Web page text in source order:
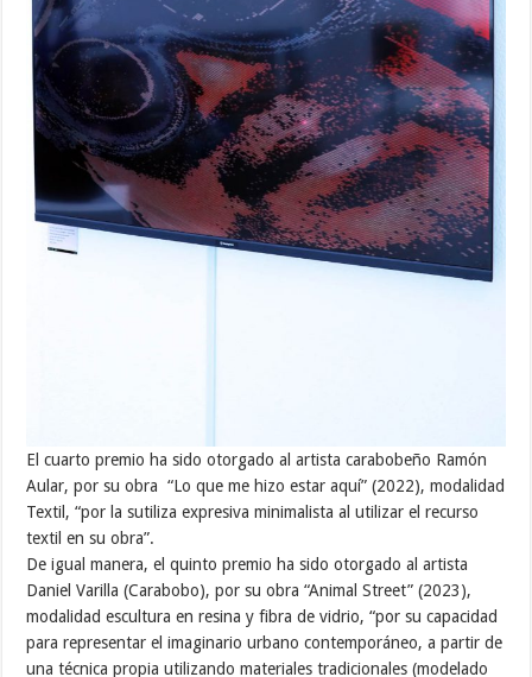
El cuarto premio ha sido otorgado al artista carabobeño Ramón
Aular, por su obra “Lo que me hizo estar aquí” (2022), modalidad
Textil, “por la sutiliza expresiva minimalista al utilizar el recurso
textil en su obra”.
De igual manera, el quinto premio ha sido otorgado al artista
Daniel Varilla (Carabobo), por su obra “Animal Street” (2023),
modalidad escultura en resina y fibra de vidrio, “por su capacidad
para representar el imaginario urbano contemporáneo, a partir de
una técnica propia utilizando materiales tradicionales (modelado